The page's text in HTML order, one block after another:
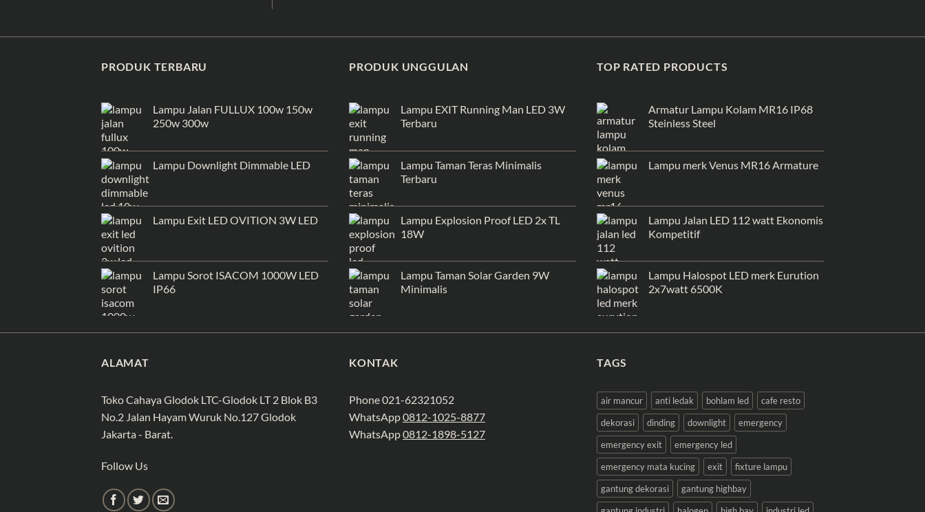
PRODUK TERBARU
Lampu Jalan FULLUX 100w 150w
250w 300w
Lampu Downlight Dimmable LED
Lampu Exit LED OVITION 3W LED
Lampu Sorot ISACOM 1000W LED
IP66
PRODUK UNGGULAN
Lampu EXIT Running Man LED 3W
Terbaru
Lampu Taman Teras Minimalis
Terbaru
Lampu Explosion Proof LED 2x TL
18W
Lampu Taman Solar Garden 9W
Minimalis
TOP RATED PRODUCTS
Armatur Lampu Kolam MR16 IP68
Steinless Steel
Lampu merk Venus MR16 Armature
Lampu Jalan LED 112 watt Ekonomis
Kompetitif
Lampu Halospot LED merk Eurution
2x7watt 6500K
ALAMAT
Toko Cahaya Glodok LTC-Glodok LT 2 Blok B3
No.2 Jalan Hayam Wuruk No.127 Glodok
Jakarta - Barat.
Follow Us
KONTAK
Phone 021-62321052
WhatsApp0812-1025-8877
WhatsApp0812-1898-5127
TAGS
air mancur anti ledak bohlam led
cafe resto
dekorasi
dinding downlight
emergency
emergency exit
emergency led
emergency mata kucing
exit
fixture lampu
gantung dekorasi
gantung highbay